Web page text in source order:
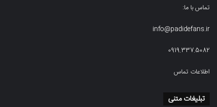
تماس با ما:
info@padidefans.ir
0919.337.5082
اطلاعات تماس
تبلیغات متنی